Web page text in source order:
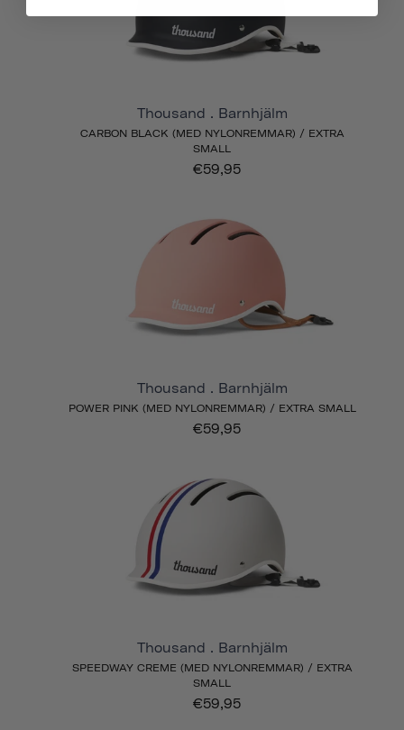
Thousand . Barnhjälm
CARBON BLACK (MED NYLONREMMAR) / EXTRA
SMALL
€59,95
Thousand . Barnhjälm
POWER PINK (MED NYLONREMMAR) / EXTRA SMALL
€59,95
Thousand . Barnhjälm
SPEEDWAY CREME (MED NYLONREMMAR) / EXTRA
SMALL
€59,95